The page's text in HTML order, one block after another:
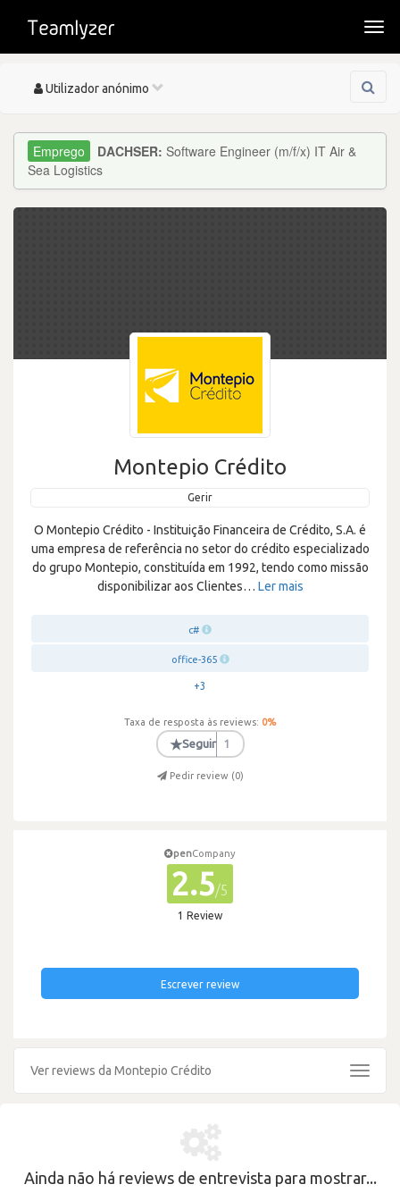
Toggle
Utilizador anónimo
DACHSER: Software Engineer (m/f/x) IT Air &
Sea Logistics
Montepio Crédito
Gerir
O Montepio Crédito - Instituição Financeira de Crédito, S.A. é
uma empresa de referência no setor do crédito especializado
do grupo Montepio, constituída em 1992, tendo como missão
disponibilizar aos Clientes… Ler mais
c#
office-365
+3
Taxa de resposta às reviews: 0%
★Seguir 1
Pedir review (0)
penCompany
2.5/5
1 Review
Escrever review
Ver reviews da Montepio Crédito
Toggle
Ainda não há reviews de entrevista para mostrar...